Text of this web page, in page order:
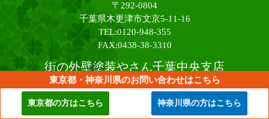
東京都・神奈川県のお問い合わせはこちら
東京都の方はこちら 神奈川県の方はこちら
〒292-0804
千葉県木更津市文京5-11-16
TEL:0120-948-355
FAX:0438-38-3310
街の外壁塗装やさん千葉中央支店
〒261-0085
千葉県千葉市美浜区中瀬1-3
幕張テクノガーデンCB棟3階MBP